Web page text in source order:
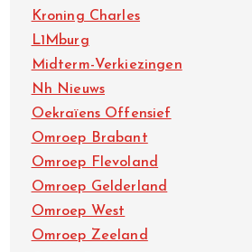
Kroning Charles
L1Mburg
Midterm-Verkiezingen
Nh Nieuws
Oekraïens Offensief
Omroep Brabant
Omroep Flevoland
Omroep Gelderland
Omroep West
Omroep Zeeland